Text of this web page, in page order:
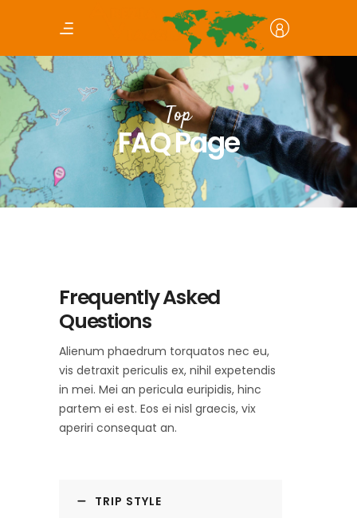
Top
FAQ Page
Frequently Asked
Questions
Alienum phaedrum torquatos nec eu,
vis detraxit periculis ex, nihil expetendis
in mei. Mei an pericula euripidis, hinc
partem ei est. Eos ei nisl graecis, vix
aperiri consequat an.
TRIP STYLE